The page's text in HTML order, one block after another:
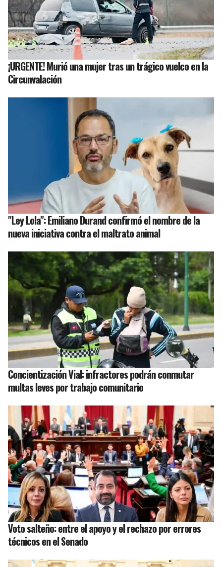
¡URGENTE! Murió una mujer tras un trágico vuelco en la
Circunvalación
"Ley Lola": Emiliano Durand confirmó el nombre de la
nueva iniciativa contra el maltrato animal
Concientización Vial: infractores podrán conmutar
multas leves por trabajo comunitario
Voto salteño: entre el apoyo y el rechazo por errores
técnicos en el Senado